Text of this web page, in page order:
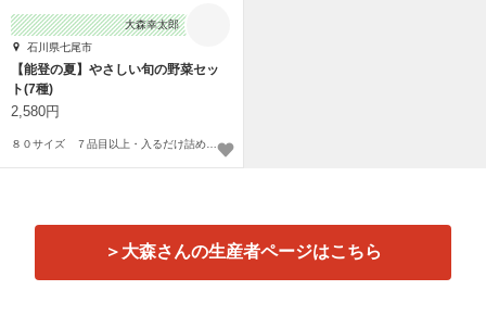
大森幸太郎
石川県七尾市
【能登の夏】やさしい旬の野菜セッ
ト(7種)
2,580円
＞大森さんの生産者ページはこちら